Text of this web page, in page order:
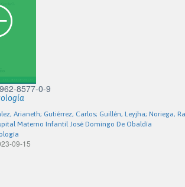
8577-0-9
Arianeth; Gutiérrez, Carlos; Guillén, Leyjha; Noriega,
Materno Infantil José Domingo De Obaldía
09-15